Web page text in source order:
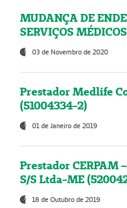
MUDANÇA DE
SERVIÇOS
03 de Novembro de 2020
Prestador Medlife
(51004334-2)
01 de Janeiro de 2019
Prestador CERPAM
S/S Ltda-ME
18 de Outubro de 2019